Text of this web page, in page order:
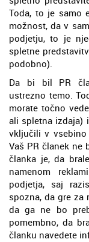
Toda, to je samo
možnost, da v
podjetju, to je
spletne
podobno).
Da bi bil PR
ustrezno temo.
morate točno
ali spletna izdaja)
vključili v
Vaš PR članek ne
članka je, da
namenom
podjetja, saj
spozna, da gre za
da ga ne bo
pomembno, da
članku navedete